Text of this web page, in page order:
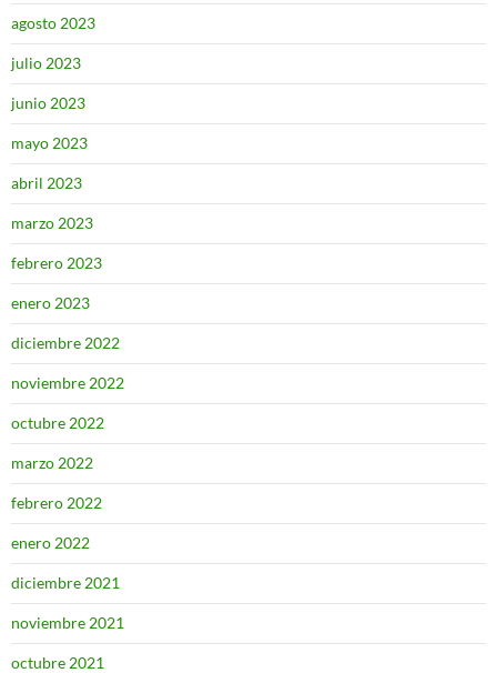
agosto 2023
julio 2023
junio 2023
mayo 2023
abril 2023
marzo 2023
febrero 2023
enero 2023
diciembre 2022
noviembre 2022
octubre 2022
marzo 2022
febrero 2022
enero 2022
diciembre 2021
noviembre 2021
octubre 2021